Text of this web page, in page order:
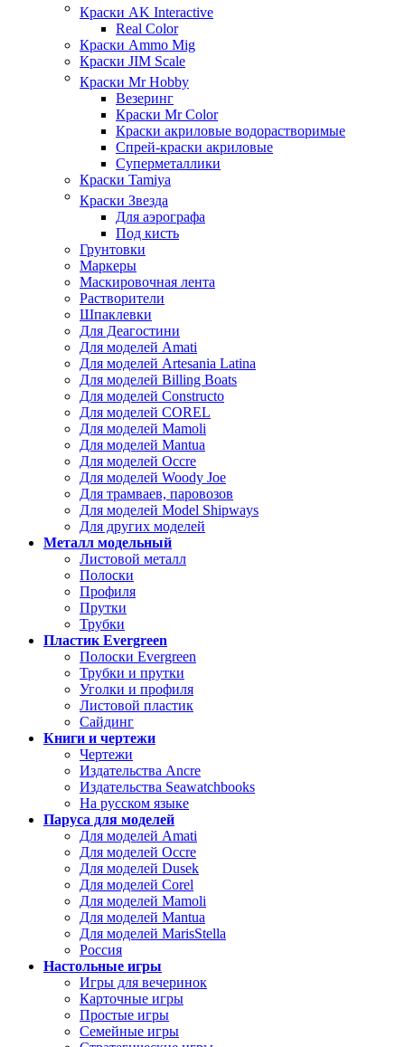
Краски AK Interactive
Real Color
Краски Ammo Mig
Краски JIM Scale
Краски Mr Hobby
Везеринг
Краски Mr Color
Краски акриловые водорастворимые
Спрей-краски акриловые
Суперметаллики
Краски Tamiya
Краски Звезда
Для аэрографа
Под кисть
Грунтовки
Маркеры
Маскировочная лента
Растворители
Шпаклевки
Для Деагостини
Для моделей Amati
Для моделей Artesania Latina
Для моделей Billing Boats
Для моделей Constructo
Для моделей COREL
Для моделей Mamoli
Для моделей Mantua
Для моделей Occre
Для моделей Woody Joe
Для трамваев, паровозов
Для моделей Model Shipways
Для других моделей
Металл модельный
Листовой металл
Полоски
Профиля
Прутки
Трубки
Пластик Evergreen
Полоски Evergreen
Трубки и прутки
Уголки и профиля
Листовой пластик
Сайдинг
Книги и чертежи
Чертежи
Издательства Ancre
Издательства Seawatchbooks
На русском языке
Паруса для моделей
Для моделей Amati
Для моделей Occre
Для моделей Dusek
Для моделей Corel
Для моделей Mamoli
Для моделей Mantua
Для моделей MarisStella
Россия
Настольные игры
Игры для вечеринок
Карточные игры
Простые игры
Семейные игры